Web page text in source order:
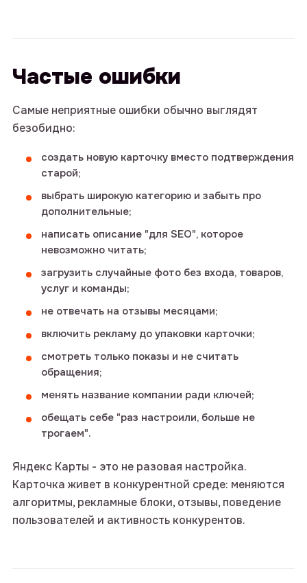
Частые ошибки
Самые неприятные ошибки обычно выглядят
безобидно:
создать новую карточку вместо подтверждения
старой;
выбрать широкую категорию и забыть про
дополнительные;
написать описание "для SEO", которое
невозможно читать;
загрузить случайные фото без входа, товаров,
услуг и команды;
не отвечать на отзывы месяцами;
включить рекламу до упаковки карточки;
смотреть только показы и не считать
обращения;
менять название компании ради ключей;
обещать себе "раз настроили, больше не
трогаем".
Яндекс Карты - это не разовая настройка.
Карточка живет в конкурентной среде: меняются
алгоритмы, рекламные блоки, отзывы, поведение
пользователей и активность конкурентов.
Контакты
телефон: +7 (993) 076 72 36
telegram-канал: @mapsintop
на обработку персональных данных.
ОТПРАВИТЬ ЗАЯВКУ